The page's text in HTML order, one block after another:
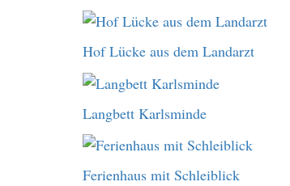
Hof Lücke aus dem Landarzt
Langbett Karlsminde
Ferienhaus mit Schleiblick